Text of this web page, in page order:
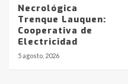
Necrológica
Trenque Lauquen:
Cooperativa de
Electricidad
5 agosto, 2026
La Bolsa de
Blanca
con lluvias